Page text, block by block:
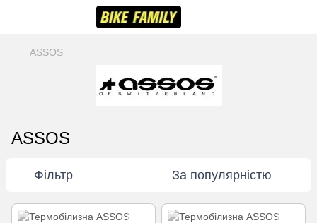
ASSOS
ASSOS
Фільтр За популярністю